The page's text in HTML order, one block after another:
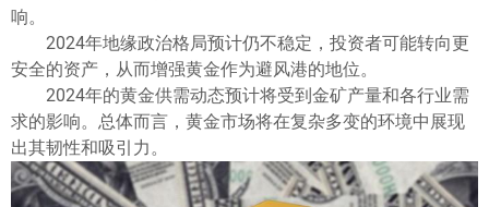
响。
2024年地缘政治格局预计仍不稳定，投资者可能转向更
安全的资产，从而增强黄金作为避风港的地位。
2024年的黄金供需动态预计将受到金矿产量和各行业需
求的影响。总体而言，黄金市场将在复杂多变的环境中展现
出其韧性和吸引力。